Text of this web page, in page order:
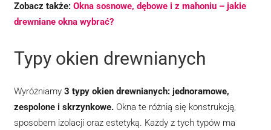
Zobacz także: Okna sosnowe, dębowe i z mahoniu – jakie
drewniane okna wybrać?
Typy okien drewnianych
Wyróżniamy 3 typy okien drewnianych: jednoramowe,
zespolone i skrzynkowe.Okna te różnią się konstrukcją,
sposobem izolacji oraz estetyką. Każdy z tych typów ma